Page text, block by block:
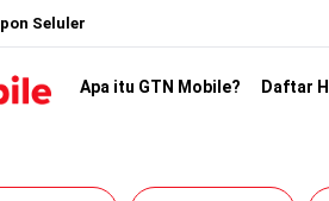
Seluler
Apa itu GTN Mobile? Daftar